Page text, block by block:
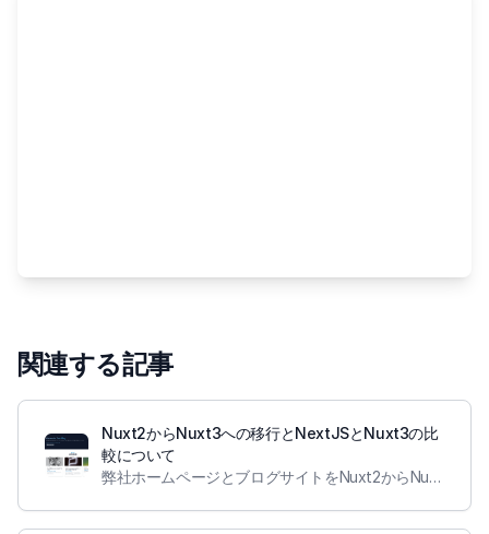
関連する記事
Nuxt2からNuxt3への移行とNextJSとNuxt3の比
較について
弊社ホームページとブログサイトをNuxt2からNuxt3ベースに移行しました。